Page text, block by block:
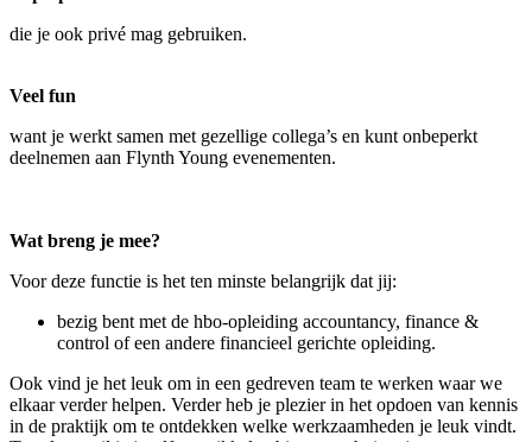
die je ook privé mag gebruiken.
Veel fun
want je werkt samen met gezellige collega’s en kunt onbeperkt
deelnemen aan Flynth Young evenementen.
Wat breng je mee?
Voor deze functie is het ten minste belangrijk dat jij:
bezig bent met de hbo-opleiding accountancy, finance &
control of een andere financieel gerichte opleiding.
Ook vind je het leuk om in een gedreven team te werken waar we
elkaar verder helpen. Verder heb je plezier in het opdoen van kennis
in de praktijk om te ontdekken welke werkzaamheden je leuk vindt.